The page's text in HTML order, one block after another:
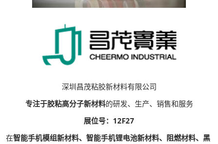
深圳昌茂粘胶新材料有限公司
专注于胶粘高分子新材料的研发、生产、销售和服务
展位号：12F27
在智能手机模组新材料、智能手机锂电池新材料、阻燃材料、黑